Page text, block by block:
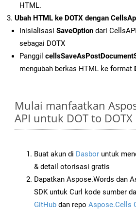
HTML.
Ubah HTML ke DOTX dengan
Inisialisasi SaveOption dari
sebagai DOTX
Panggil
mengubah berkas HTML ke format
Mulai manfaatkan
API untuk DOT to DOTX
Buat akun di Dasbor untuk
& detail otorisasi gratis
Dapatkan Aspose.Words dan
SDK untuk Curl kode sumber
GitHub dan repo Aspose.Cells